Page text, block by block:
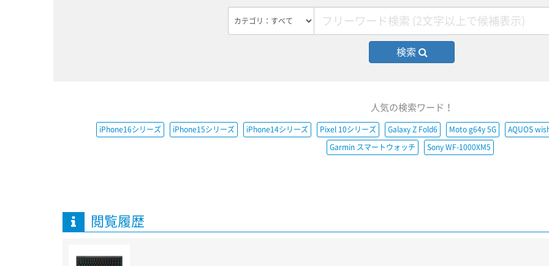
検索
人気の検索ワード！
iPhone16シリーズ iPhone15シリーズ iPhone14シリーズ Pixel 10シリーズ Galaxy Z Fold6 Moto g64y 5G AQUOS
Garmin スマートウォッチ Sony WF-1000XM5
閲覧履歴